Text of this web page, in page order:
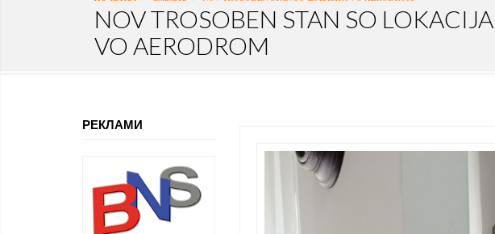
NOV TROSOBEN STAN SO LOKACIJA
VO AERODROM
РЕКЛАМИ